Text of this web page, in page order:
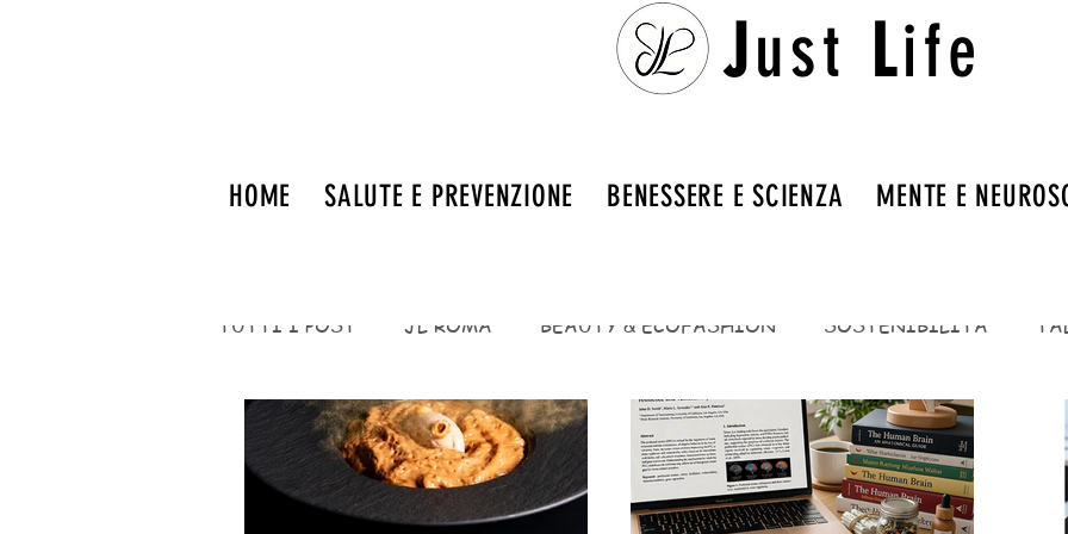
Just Life
HOME SALUTE E PREVENZIONE BENESSERE E SCIENZA MENTE E
TUTTI I POST JL ROMA BEAUTY & ECOFASHION SOSTENIBILITÀ
FITNESS eventi EVENTI BENESSERE E SCIENZA BENESSERE
MENTE E NEUROSCIENZE SALUTE E PREVENZIONE